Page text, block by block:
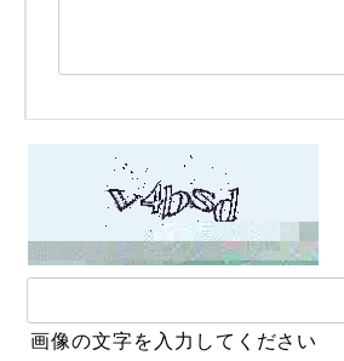
画像の文字を入力してください